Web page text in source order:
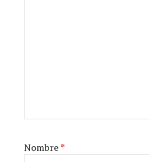
Nombre*